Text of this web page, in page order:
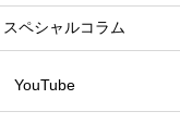
スペシャルコラム
YouTube